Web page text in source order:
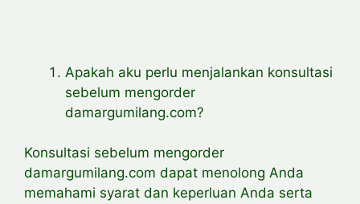
Apakah aku perlu menjalankan konsultasi
sebelum mengorder
damargumilang.com?
Konsultasi sebelum mengorder
damargumilang.com dapat menolong Anda
memahami syarat dan keperluan Anda serta